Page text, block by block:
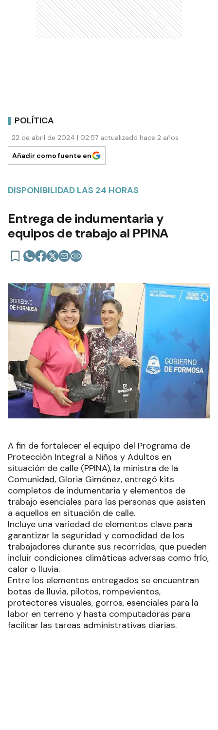
POLÍTICA
22 de abril de 2024 | 02:57 actualizado hace 2 años
Añadir como fuente en
DISPONIBILIDAD LAS 24 HORAS
Entrega de indumentaria y
equipos de trabajo al PPINA
A fin de fortalecer el equipo del Programa de
Protección Integral a Niños y Adultos en
situación de calle (PPINA), la ministra de la
Comunidad, Gloria Giménez, entregó kits
completos de indumentaria y elementos de
trabajo esenciales para las personas que asisten
a aquellos en situación de calle.
Incluye una variedad de elementos clave para
garantizar la seguridad y comodidad de los
trabajadores durante sus recorridas, que pueden
incluir condiciones climáticas adversas como frío,
calor o lluvia.
Entre los elementos entregados se encuentran
botas de lluvia, pilotos, rompevientos,
protectores visuales, gorros, esenciales para la
labor en terreno y hasta computadoras para
facilitar las tareas administrativas diarias.